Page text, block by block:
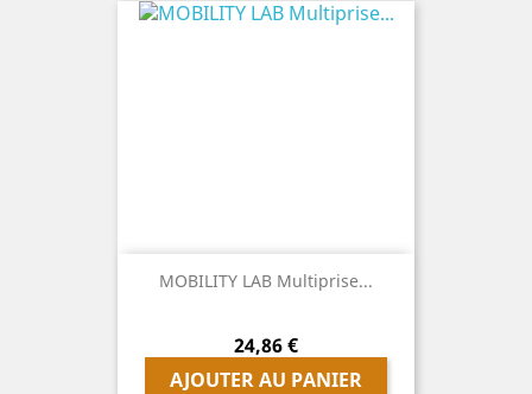
MOBILITY LAB Multiprise...
Prix
24,86 €
AJOUTER AU PANIER